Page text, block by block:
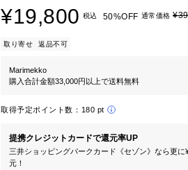
¥19,800 税込 50%OFF 通常価格
取り寄せ 返品不可
Marimekko
購入合計金額33,000円以上で送料無料
取得予定ポイント数： 180 pt
提携クレジットカードで還元率UP
三井ショッピングパークカード《セゾン》なら更に
元！